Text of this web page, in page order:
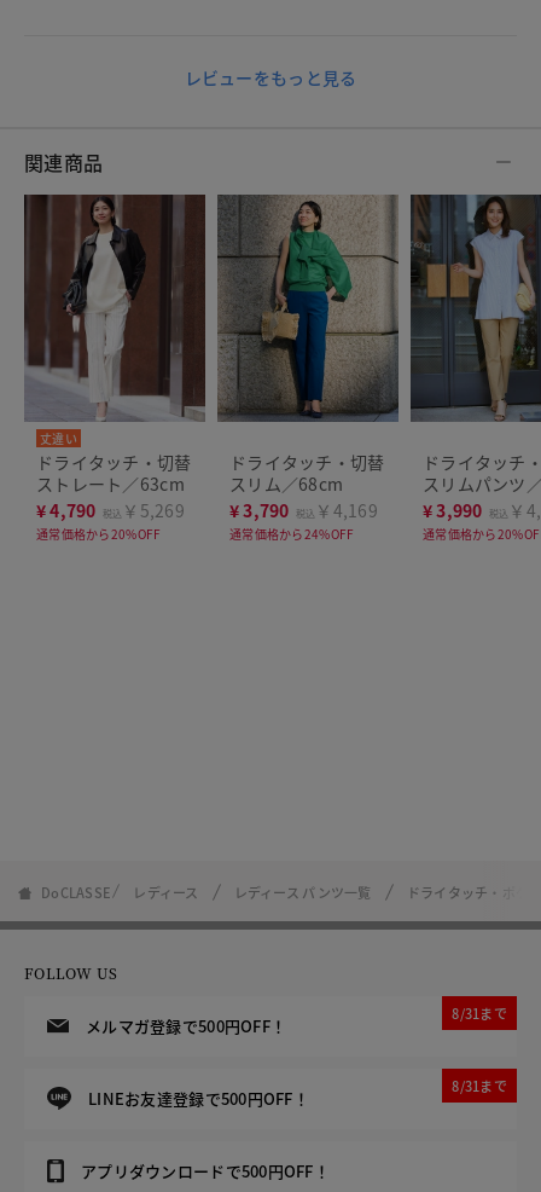
レビューをもっと見る
関連商品
丈違い
ドライタッチ・切替
ストレート／63cm
¥4,790 税込 ￥5,269
通常価格から20%OFF
ドライタッチ・切替
スリム／68cm
¥3,790 税込 ￥4,169
通常価格から24%OFF
ドライタッチ
スリムパンツ
63cm
¥3,990 税込 ￥
通常価格から
DoCLASSE レディース レディース パンツ一覧 ドライタッチ・ポケ
FOLLOW US
メルマガ登録で500円OFF！
8/31まで
LINEお友達登録で500円OFF！
8/31まで
アプリダウンロードで500円OFF！